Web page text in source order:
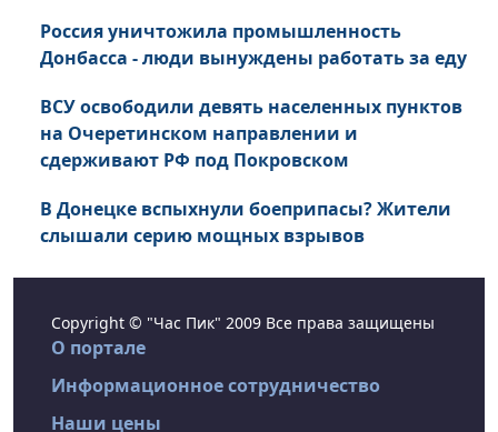
Россия уничтожила промышленность
Донбасса - люди вынуждены работать за еду
ВСУ освободили девять населенных пунктов
на Очеретинском направлении и
сдерживают РФ под Покровском
В Донецке вспыхнули боеприпасы? Жители
слышали серию мощных взрывов
Copyright © "Час Пик" 2009 Все права защищены
О портале
Информационное сотрудничество
Наши цены